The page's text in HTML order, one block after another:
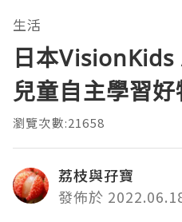
生活
日本
兒童自主學習好
瀏覽次數:21658
荔枝與孖寶
發佈於